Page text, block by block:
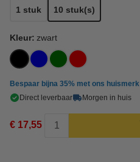
1 stuk 10 stuk(s)
Kleur: zwart
Bespaar bijna 35% met ons huismerk
Direct leverbaar
Morgen in huis
€ 17,55